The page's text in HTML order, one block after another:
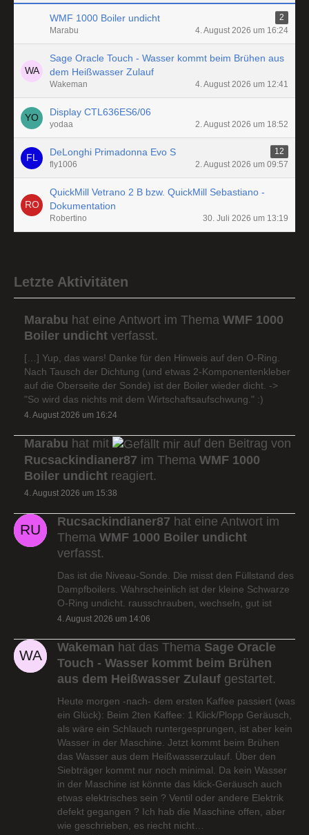
WMF 1000 Boiler undicht
2
Marabu
4. August 2026 um 16:24
Sage Oracle Touch - Wasser kommt beim Brühen aus
dem Heißwasser Zulauf
Wakeman 4. August 2026 um 12:41
Display CTL636ES6/06
yodaa 2. August 2026 um 18:52
DeLonghi Primadonna Evo S
12
fly1006
2. August 2026 um 09:57
QuickMill Vetrano 2 B bzw. QuickMill Sebastiano -
Dokumentation
Robertino 30. Juli 2026 um 13:19
Letzte Aktivitäten
Marabu hat eine Antwort im Thema WMF 1000
Boiler undicht verfasst.
[…] Yup, das wars! Danke für den Hinweis auf den O-Ring.
Nach Tausch der Dichtung (und etwas 2-Komponentenkleber
auf die Oberseite der Sonde) ist der Boiler wieder dicht. ->
"So wird das nichts mit dem Wirtschaftsaufschwung." :)
4. August 2026 um 16:24
Marabu hat mit
auf den Beitrag von
Rucsackindianer87 im Thema WMF 1000
Boiler undicht reagiert.
4. August 2026 um 15:38
Rucsackindianer87 hat eine Antwort im
Thema WMF 1000 Boiler undicht
verfasst.
Das ist die Niveau-Sonde. Die misst den Füllstand des
Dampfboilers. Wahrscheinlich ist der kleine Schwarze
O-Ring undicht. rausschrauben, wechseln, gut ist
4. August 2026 um 14:06
Wakeman hat das Thema Sage Oracle
Touch - Wasser kommt beim Brühen
aus dem Heißwasser Zulauf gestartet.
Heute morgen -nach- dem ersten Kaffee passiert (was
ein Glück): Beim 2ten Kaffee: 1 Klick/Plopp Geräusch,
als wäre ein Schlauch runtergesprungen, ist aber kein
Wasser in der Maschine. Jetzt kommt beim Brühen
das Wasser aus dem Heißwasserzulauf. Über den
Siebträger kommt nur noch minimal. Da kein Wasser
in der Maschine ist könnte das klick-Geräusch auch
etwas elektrisches sein ? Ventil oder andere Elektrik
defekt gegangen ? Ich hab die Maschine offen, aber
wie geschrieben, es riecht nicht…